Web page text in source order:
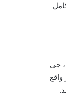
سیجل، جی